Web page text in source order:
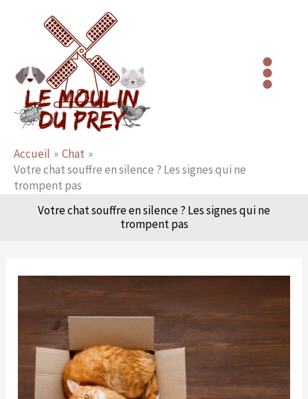
Accueil
Chat
Votre chat souffre en silence ? Les signes qui ne
trompent pas
Votre chat souffre en silence ? Les signes qui ne
trompent pas